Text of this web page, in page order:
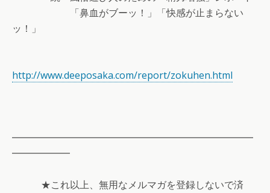
「鼻血がブーッ！」「快感が止まらない
ッ！」
http://www.deeposaka.com/report/zokuhen.html
━━━━━━━━━━━━━━━━━━━━━━━━━
━━━━━━
★これ以上、無用なメルマガを登録しないで済